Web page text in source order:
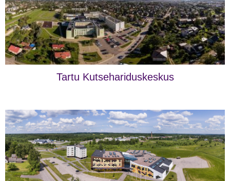
Tartu Kutsehariduskeskus